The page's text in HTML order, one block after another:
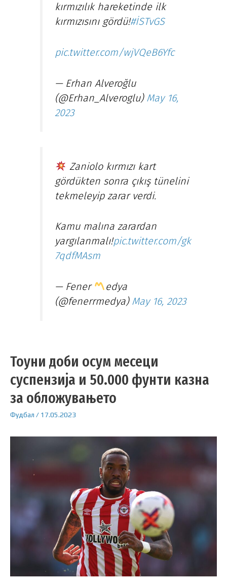
kırmızılık hareketinde ilk
kırmızısını gördü!#İSTvGS
pic.twitter.com/wjVQeB6Yfc
— Erhan Alveroğlu
(@Erhan_Alveroglu) May 16,
2023
Zaniolo kırmızı kart
gördükten sonra çıkış tünelini
tekmeleyip zarar verdi.
Kamu malına zarardan
yargılanmalı!pic.twitter.com/gk
7qdfMAsm
— Fener
edya
(@fenerrmedya) May 16, 2023
Тоуни доби осум месеци
суспензија и 50.000 фунти казна
за обложувањето
Фудбал / 17.05.2023